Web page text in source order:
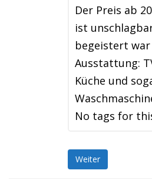
Der Preis ab
ist
begeistert
Ausstattung:
Küche und
No tags for
Weiter